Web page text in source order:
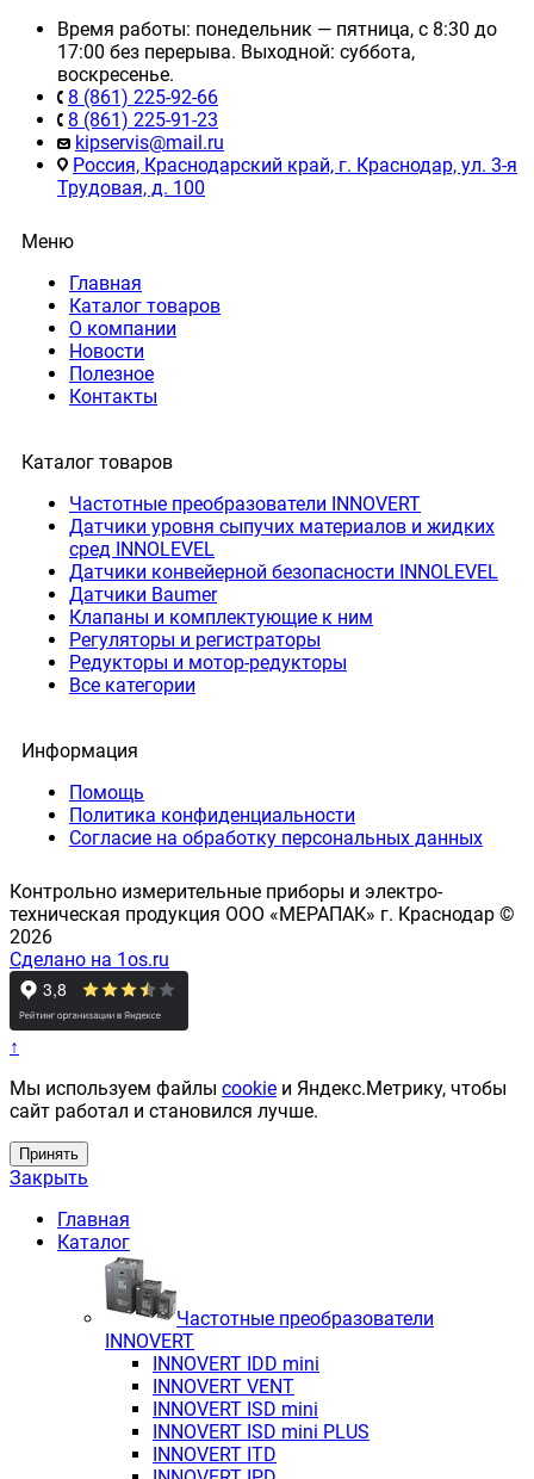
Время работы: понедельник — пятница, с 8:30 до
17:00 без перерыва. Выходной: суббота,
воскресенье.
8 (861) 225-92-66
8 (861) 225-91-23
kipservis@mail.ru
Россия, Краснодарский край, г. Краснодар, ул. 3-я
Трудовая, д. 100
Меню
Главная
Каталог товаров
О компании
Новости
Полезное
Контакты
Каталог товаров
Частотные преобразователи INNOVERT
Датчики уровня сыпучих материалов и жидких
сред INNOLEVEL
Датчики конвейерной безопасности INNOLEVEL
Датчики Baumer
Клапаны и комплектующие к ним
Регуляторы и регистраторы
Редукторы и мотор-редукторы
Все категории
Информация
Помощь
Политика конфиденциальности
Согласие на обработку персональных данных
Контрольно измерительные приборы и электро-
техническая продукция ООО «МЕРАПАК» г. Краснодар ©
2026
Сделано на 1os.ru
↑
Мы используем файлы cookie и Яндекс.Метрику, чтобы
сайт работал и становился лучше.
Принять
Закрыть
Главная
Каталог
Частотные преобразователи
INNOVERT
INNOVERT IDD mini
INNOVERT VENT
INNOVERT ISD mini
INNOVERT ISD mini PLUS
INNOVERT ITD